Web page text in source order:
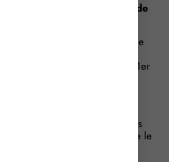
relative à l’acquisition de
émissions
finances pour 2025 a créé une
relative à l’acquisition de
émissions due, depuis le 1er
qui disposent d’une
100 véhicules.
la déclaration de la taxe
à l’acquisition de véhicules
doit faire apparaître, outre le